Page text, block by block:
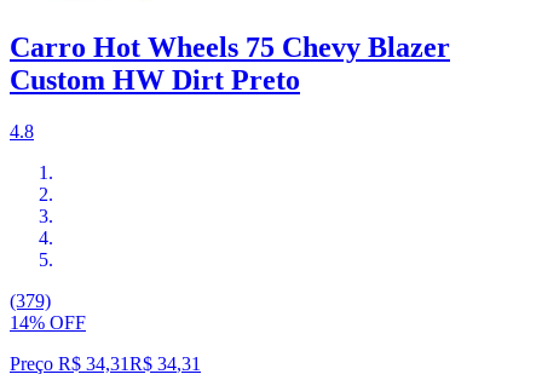
Carro Hot Wheels 75 Chevy Blazer
Custom HW Dirt Preto
4.8
(379)
14% OFF
Preço R$ 34,31R$ 34,31